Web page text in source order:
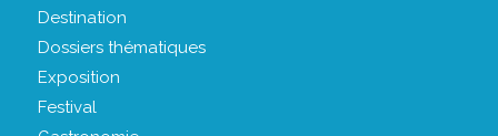
Destination
Dossiers thématiques
Exposition
Festival